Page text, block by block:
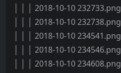
│ │ │ 2018-10-10 232733.png
│ │ │ 2018-10-10 232738.png
│ │ │ 2018-10-10 234541.png
│ │ │ 2018-10-10 234546.png
│ │ │ 2018-10-10 234608.png